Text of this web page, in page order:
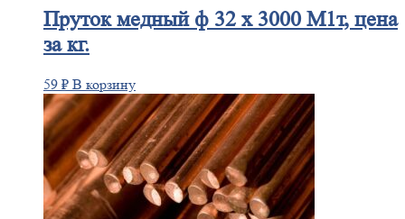
Прутокмедный ф 32 х 3000 М1т, цена
за кг.
59 ₽ В корзину